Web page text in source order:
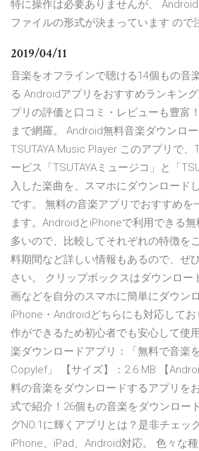
特に操作は必要ありませんが、
ファイルの形式が決まっています ので
2019/04/11
音楽をオフラインで聴ける14個もの音
る Androidアプリをおすすめランキン
プリの評価と口コミ・レビューも豊富
まで網羅。 Android無料音楽ダウンロ
TSUTAYA Music Player このアプリで、
ービス「TSUTAYAミュージコ」と「
入した楽曲を、スマホにダウンロード
です。 無料の音楽アプリでおすすめを
ます。AndroidとiPhoneで利用できる
多いので、比較してそれぞれの特徴を
料期間など詳しい情報もあるので、ぜ
さい。 クリップボックスはダウンロー
画などを自分のスマホに簡単にダウン
iPhone・Androidどちらにも対応して
作ができるため初心者でも安心して使
楽ダウンロードアプリ：「無料で音楽
Copylef」 【サイズ】：2.6 MB 【
料の音楽をダウンロードするアプリを
式で紹介！26個もの音楽をダウンロー
グNO.1に輝くアプリとは？是非チェッ
iPhone、iPad、Android対応。 色々な